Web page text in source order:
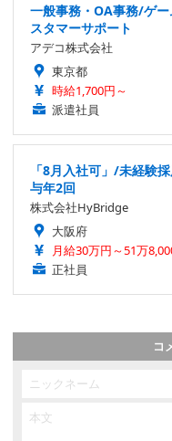
一般事務・OA事務/ゲ
スタマーサポート
アデコ株式会社
東京都
時給1,700円～
派遣社員
「8月入社可」/未経験
与年2回
株式会社HyBridge
大阪府
月給30万円～51万
正社員
コ